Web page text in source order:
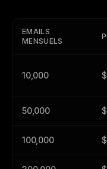
EMAILS
MENSUELS
10,000
50,000
100,000